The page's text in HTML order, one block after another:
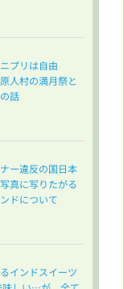
プリは自由
人村の満月祭と
話
ー違反の国日本
真に写りたがる
ドについて
インドスイーツ